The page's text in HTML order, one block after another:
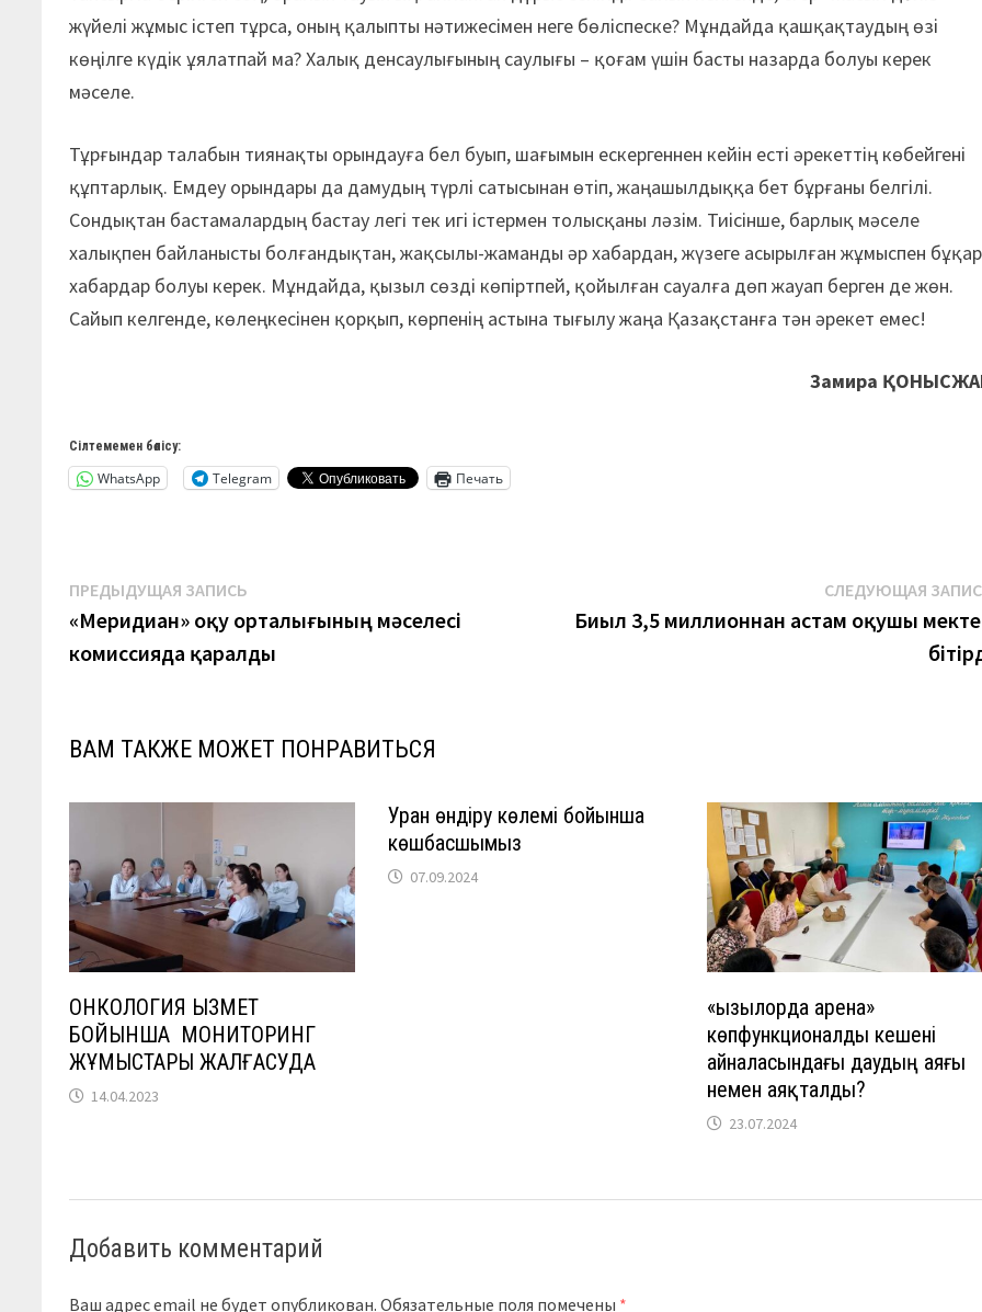
жүйелі жұмыс істеп тұрса, оның қалыпты нәтижесімен неге бөліспеске? Мұндайда қашқақтаудың өзі
көңілге күдік ұялатпай ма? Халық денсаулығының саулығы – қоғам үшін басты назарда болуы керек
мәселе.
Тұрғындар талабын тиянақты орындауға бел буып, шағымын ескергеннен кейін есті әрекеттің көбейгені
құптарлық. Емдеу орындары да дамудың түрлі сатысынан өтіп, жаңашылдыққа бет бұрғаны белгілі.
Сондықтан бастамалардың бастау легі тек игі істермен толысқаны ләзім. Тиісінше, барлық мәселе
халықпен байланысты болғандықтан, жақсылы-жаманды әр хабардан, жүзеге асырылған жұмыспен
хабардар болуы керек. Мұндайда, қызыл сөзді көпіртпей, қойылған сауалға дөп жауап берген де жөн.
Сайып келгенде, көлеңкесінен қорқып, көрпенің астына тығылу жаңа Қазақстанға тән әрекет емес!
Замира
Сілтемемен бөлісу:
WhatsApp Telegram Печать
Навигация
по
записям
ПРЕДЫДУЩАЯ ЗАПИСЬ
запись:
«Меридиан» оқу орталығының мәселесі
комиссияда қаралды
СЛЕДУЮЩАЯ
Биыл 3,5 миллионнан астам оқушы
ВАМ ТАКЖЕ МОЖЕТ ПОНРАВИТЬСЯ
ОНКОЛОГИЯ ҚЫЗМЕТ
БОЙЫНША МОНИТОРИНГ
ЖҰМЫСТАРЫ ЖАЛҒАСУДА
14.04.2023
Уран өндіру көлемі бойынша
көшбасшымыз
07.09.2024
«Қызылорда арена»
көпфункционалды кешені
айналасындағы даудың аяғы
немен аяқталды?
23.07.2024
Добавить комментарий
Ваш адрес email не будет опубликован. Обязательные поля помечены *